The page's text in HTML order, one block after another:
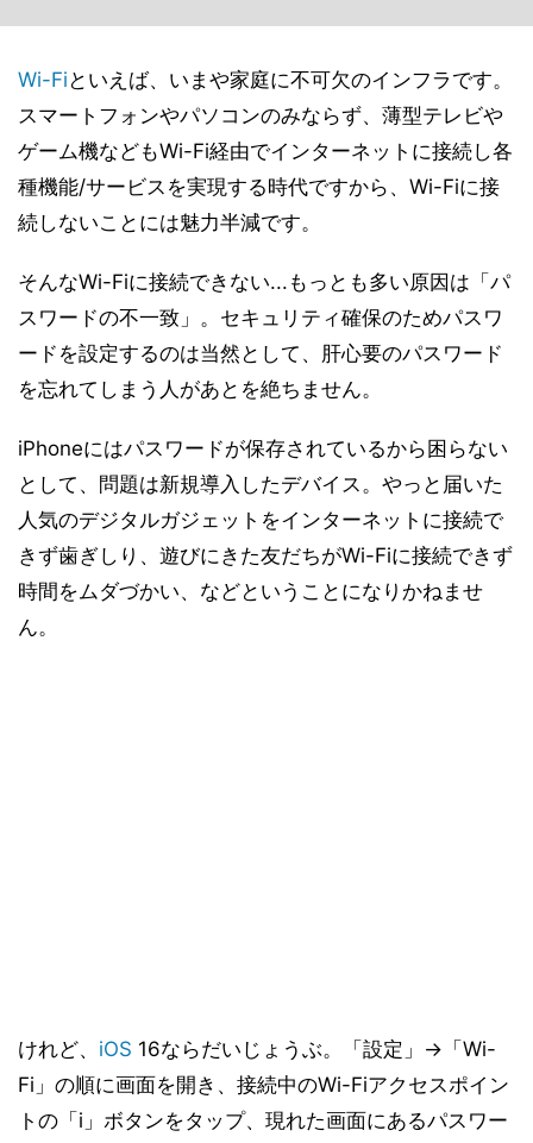
Wi-Fi といえば、いまや家庭に不可欠のインフラです。
スマートフォンやパソコンのみならず、薄型テレビや
ゲーム機などもWi-Fi経由でインターネットに接続し各
種機能/サービスを実現する時代ですから、Wi-Fiに接
続しないことには魅力半減です。
そんなWi-Fiに接続できない...もっとも多い原因は「パ
スワードの不一致」。セキュリティ確保のためパスワ
ードを設定するのは当然として、肝心要のパスワード
を忘れてしまう人があとを絶ちません。
iPhoneにはパスワードが保存されているから困らない
として、問題は新規導入したデバイス。やっと届いた
人気のデジタルガジェットをインターネットに接続で
きず歯ぎしり、遊びにきた友だちがWi-Fiに接続できず
時間をムダづかい、などということになりかねませ
ん。
けれど、 iOS 16ならだいじょうぶ。「設定」→「Wi-
Fi」の順に画面を開き、接続中のWi-Fiアクセスポイン
トの「i」ボタンをタップ、現れた画面にあるパスワー